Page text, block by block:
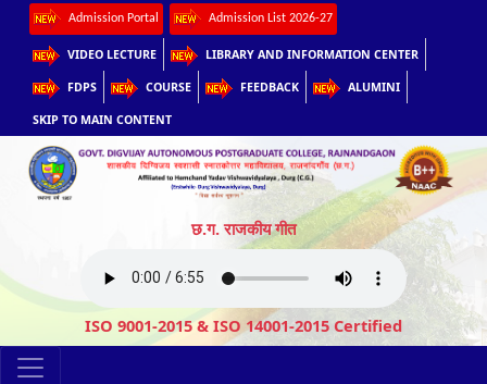
Admission Portal Admission List 2026-27
VIDEO LECTURE LIBRARY AND INFORMATION CENTER
FDPS COURSE FEEDBACK ALUMINI
SKIP TO MAIN CONTENT
छ.ग. राजकीय गीत
ISO 9001-2015 & ISO 14001-2015 Certified